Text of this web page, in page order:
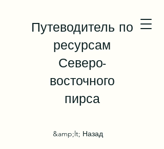
Путеводитель по
ресурсам
Северо-
восточного
пирса
&amp;lt; Назад